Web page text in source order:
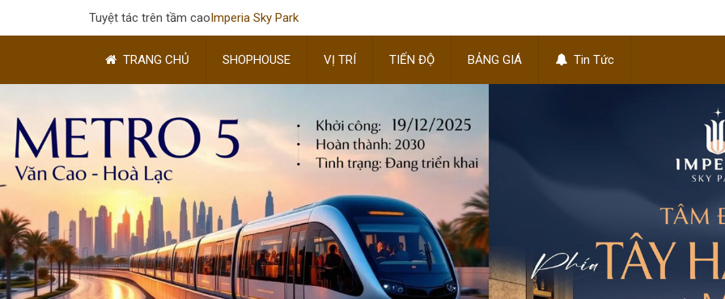
Imperia Sky Park
Tuyệt tác trên tầm cao
TRANG CHỦ SHOPHOUSE VỊ TRÍ TIẾN ĐỘ BẢNG GIÁ Tin Tức